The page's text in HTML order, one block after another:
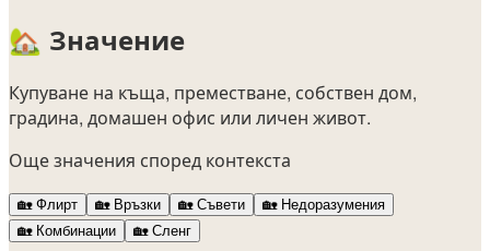
🏡 Значение
Купуване на къща, преместване, собствен дом,
градина, домашен офис или личен живот.
Още значения според контекста
🏡Флирт 🏡Връзки 🏡Съвети 🏡Недоразумения
🏡Комбинации 🏡Сленг